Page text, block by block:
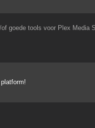
goede tools voor Plex Media